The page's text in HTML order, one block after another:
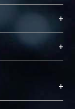
珍藏及向國際
，圖書館整合
不同功能平
。期能整合研
researcher
+
+
+